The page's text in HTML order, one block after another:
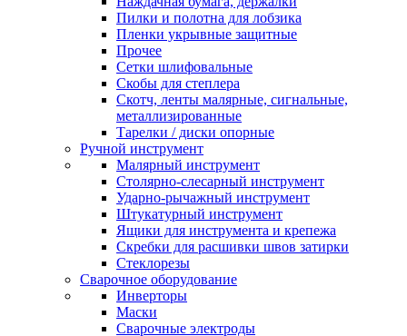
Пилки и полотна для лобзика
Пленки укрывные защитные
Прочее
Сетки шлифовальные
Скобы для степлера
Скотч, ленты малярные, сигнальные,
металлизированные
Тарелки / диски опорные
Ручной инструмент
Малярный инструмент
Столярно-слесарный инструмент
Ударно-рычажный инструмент
Штукатурный инструмент
Ящики для инструмента и крепежа
Скребки для расшивки швов затирки
Стеклорезы
Сварочное оборудование
Инверторы
Маски
Сварочные электроды